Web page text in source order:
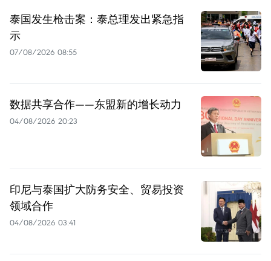
泰国发生枪击案：泰总理发出紧急指
示
07/08/2026 08:55
数据共享合作——东盟新的增长动力
04/08/2026 20:23
印尼与泰国扩大防务安全、贸易投资
领域合作
04/08/2026 03:41